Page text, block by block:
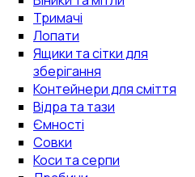
Тримачі
Лопати
Ящики та сітки для
зберігання
Контейнери для сміття
Відра та тази
Ємності
Совки
Коси та серпи